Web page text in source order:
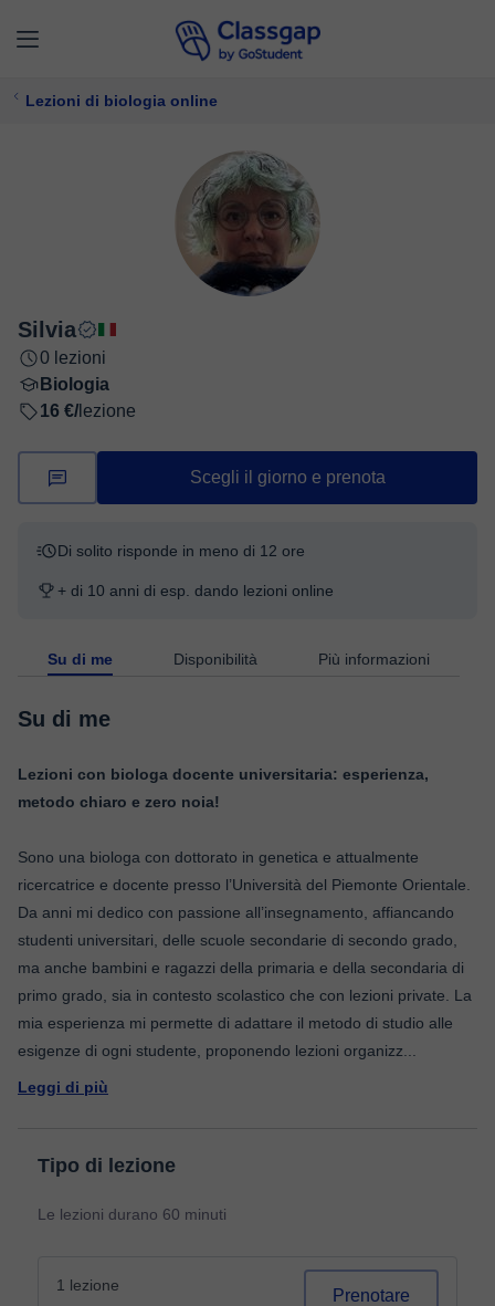
Lezioni di biologia online
Silvia
0 lezioni
Biologia
16 €/ lezione
Scegli il giorno e prenota
Di solito risponde in meno di 12 ore
+ di 10 anni di esp. dando lezioni online
Su di me Disponibilità Più informazioni
Su di me
Lezioni con biologa docente universitaria: esperienza,
metodo chiaro e zero noia!
Sono una biologa con dottorato in genetica e attualmente
ricercatrice e docente presso l’Università del Piemonte Orientale.
Da anni mi dedico con passione all’insegnamento, affiancando
studenti universitari, delle scuole secondarie di secondo grado,
ma anche bambini e ragazzi della primaria e della secondaria di
primo grado, sia in contesto scolastico che con lezioni private. La
mia esperienza mi permette di adattare il metodo di studio alle
esigenze di ogni studente, proponendo lezioni organizz
Leggi di più
Tipo di lezione
Le lezioni durano 60 minuti
1 lezione
Prenotare